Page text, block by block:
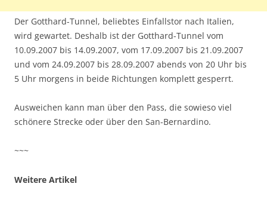
Der Gotthard-Tunnel, beliebtes Einfallstor nach Italien,
wird gewartet. Deshalb ist der Gotthard-Tunnel vom
10.09.2007 bis 14.09.2007, vom 17.09.2007 bis 21.09.2007
und vom 24.09.2007 bis 28.09.2007 abends von 20 Uhr bis
5 Uhr morgens in beide Richtungen komplett gesperrt.
Ausweichen kann man über den Pass, die sowieso viel
schönere Strecke oder über den San-Bernardino.
~~~
Weitere Artikel